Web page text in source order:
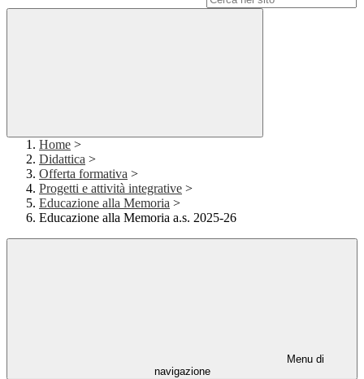
Home >
Didattica >
Offerta formativa >
Progetti e attività integrative >
Educazione alla Memoria >
Educazione alla Memoria a.s. 2025-26
Menu di
navigazione